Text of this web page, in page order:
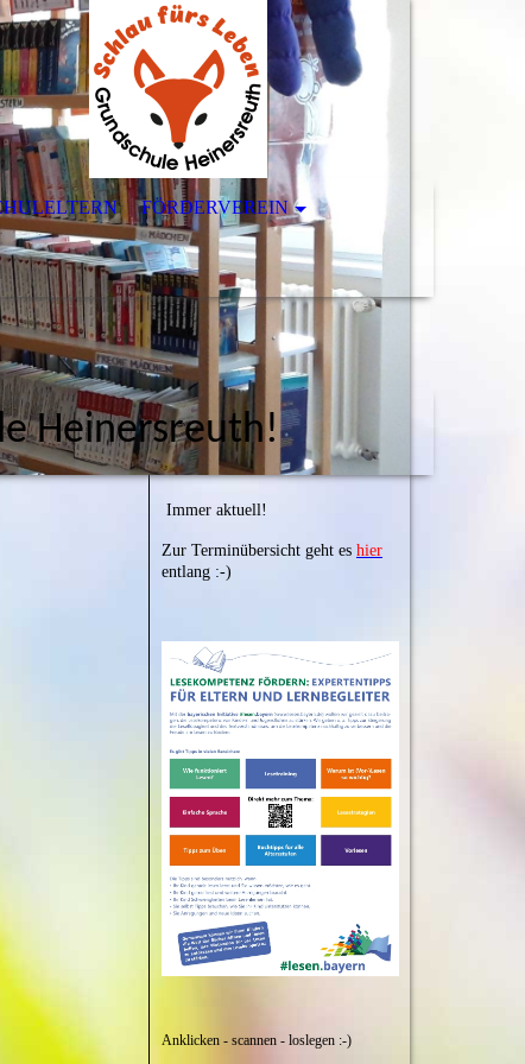
FÖRDERVEREIN
Heinersreuth!
Immer aktuell!
Zur Terminübersicht geht es hier
entlang :-)
Anklicken - scannen - loslegen :-)